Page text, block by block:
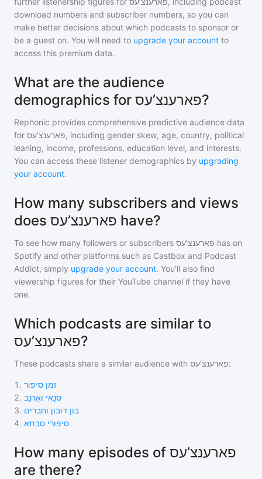
download numbers and subscriber numbers, so you can
make better decisions about which podcasts to sponsor or
be a guest on. You will need to upgrade your account to
access this premium data.
What are the audience
demographics for פארענצ’עס?
Rephonic provides comprehensive predictive audience data
for פארענצ’עס, including gender skew, age, country, political
leaning, income, professions, education level, and interests.
You can access these listener demographics by upgrading
your account.
How many subscribers and views
does פארענצ’עס have?
To see how many followers or subscribers פארענצ’עס has on
Spotify and other platforms such as Castbox and Podcast
Addict, simply upgrade your account. You'll also find
viewership figures for their YouTube channel if they have
one.
Which podcasts are similar to
פארענצ’עס?
These podcasts share a similar audience with פארענצ’עס:
1 . זמן סיפור
2. סְנָאִי וְאַרְנָב
3. בון דובון וחברים
4. סיפורי סבתא
How many episodes of פארענצ’עס
are there?